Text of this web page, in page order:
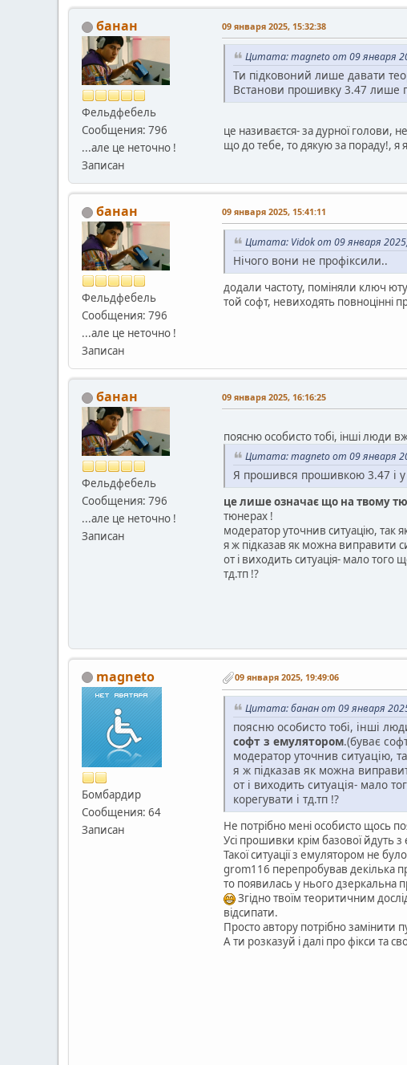
банан
Фельдфебель
Сообщения: 796
...але це неточно !
Записан
09 января 2025, 15:32:38
Цитата: magneto от 09 января
Ти підковоний лише давати
Встанови прошивку 3.47 лише
це називаєтся- за дурної голови,
що до тебе, то дякую за пораду!, я
банан
Фельдфебель
Сообщения: 796
...але це неточно !
Записан
09 января 2025, 15:41:11
Цитата: Vidok от 09 января
Нічого вони не профіксили..
додали частоту, поміняли ключ
той софт, невиходять повноцінні
банан
Фельдфебель
Сообщения: 796
...але це неточно !
Записан
09 января 2025, 16:16:25
поясню особисто тобі, інші люди
Цитата: magneto от 09 января
Я прошився прошивкою 3.47 і у
це лише означає що на твому
тюнерах !
модератор уточнив ситуацію, так
я ж підказав як можна виправити
от і виходить ситуація- мало того
тд.тп !?
magneto
Бомбардир
Сообщения: 64
Записан
09 января 2025, 19:49:06
Цитата: банан от 09 января
поясню особисто тобі, інші
софт з емулятором.(буває
модератор уточнив ситуацію,
я ж підказав як можна
от і виходить ситуація- мало
корегувати і тд.тп !?
Не потрібно мені особисто щось
Усі прошивки крім базової йдуть
Такої ситуації з емулятором не
grom116 перепробував декілька
то появилась у нього дзеркальна
Згідно твоїм теоритичним
відсипати.
Просто автору потрібно замінити
А ти розказуй і далі про фікси та